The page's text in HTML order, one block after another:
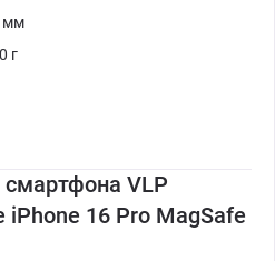
мм
г
VLP
iPhone 16 Pro MagSafe